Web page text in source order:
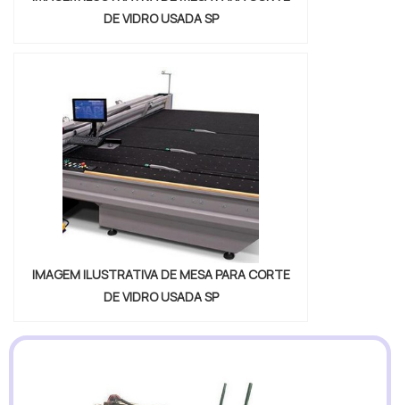
DE VIDRO USADA SP
IMAGEM ILUSTRATIVA DE MESA PARA CORTE
DE VIDRO USADA SP